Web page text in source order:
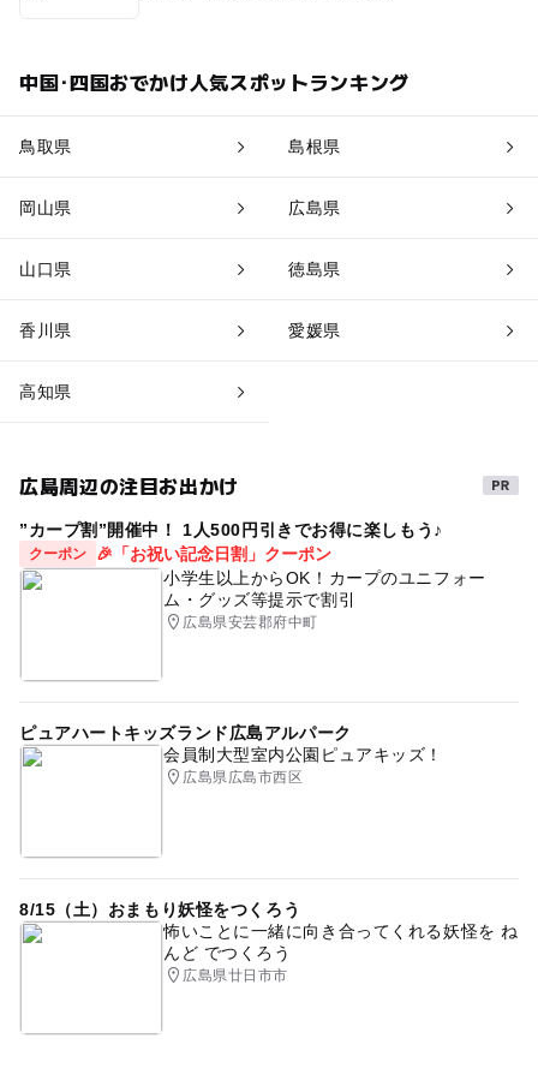
中国･四国おでかけ人気スポットランキング
鳥取県 島根県
岡山県 広島県
山口県 徳島県
香川県 愛媛県
高知県
広島周辺の注目お出かけ
”カープ割”開催中！ 1人500円引きでお得に楽しもう♪
クーポン
🎉「お祝い記念日割」クーポン
小学生以上からOK！カープのユニフォー
ム・グッズ等提示で割引
広島県安芸郡府中町
ピュアハートキッズランド広島アルパーク
会員制大型室内公園ピュアキッズ！
広島県広島市西区
8/15（土）おまもり妖怪をつくろう
怖いことに一緒に向き合ってくれる妖怪を ね
んど でつくろう
広島県廿日市市